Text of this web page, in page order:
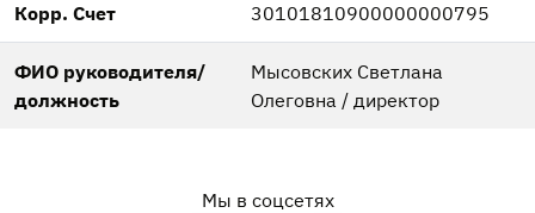
Корр. Счет 30101810900000000795
ФИО руководителя/
должность
Мысовских Светлана
Олеговна / директор
Мы в соцсетях